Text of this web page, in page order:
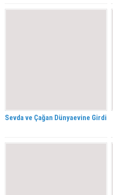
Sevda ve Çağan Dünyaevine Girdi